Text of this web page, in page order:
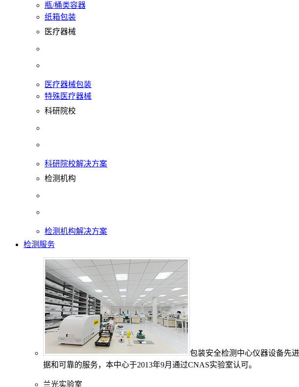
瓶/桶类容器
纸箱包装
医疗器械
医疗器械包装
特殊医疗器械
科研院校
科研院校解决方案
检测机构
检测机构解决方案
检测服务
包装安全检测中心仪器设备先
据和可靠的服务，本中心于2013年9月通过CNAS实验室认可。
兰光实验室